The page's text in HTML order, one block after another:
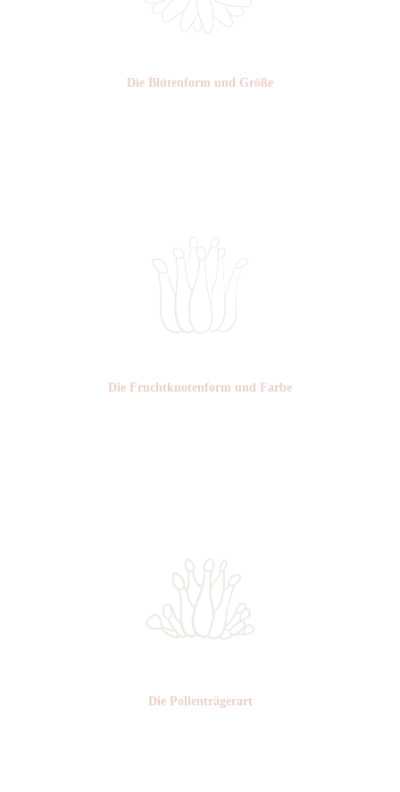
Die Blüten­form und Größe
Die Frucht­knotenform und Farbe
Die Pollen­trägerart